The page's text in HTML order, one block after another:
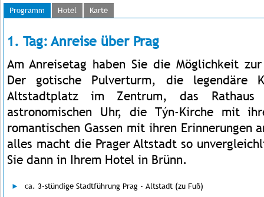
Programm Hotel Karte
1. Tag: Anreise über Prag
Am Anreisetag haben Sie die Möglichkeit
Der gotische Pulverturm, die legendäre
Altstadtplatz im Zentrum, das
astronomischen Uhr, die Týn-Kirche mit
romantischen Gassen mit ihren Erinnerungen
alles macht die Prager Altstadt so
Sie dann in Ihrem Hotel in Brünn.
ca. 3-stündige Stadtführung Prag - Altstadt (zu Fuß)